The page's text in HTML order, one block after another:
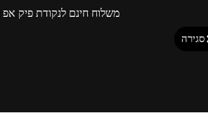
משלוח חינם לנקודת פיק אפ
סגירה